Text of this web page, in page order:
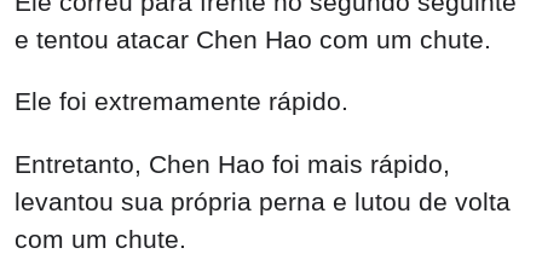
e tentou atacar Chen Hao com um chute.
Ele foi extremamente rápido.
Entretanto, Chen Hao foi mais rápido,
levantou sua própria perna e lutou de volta
com um chute.